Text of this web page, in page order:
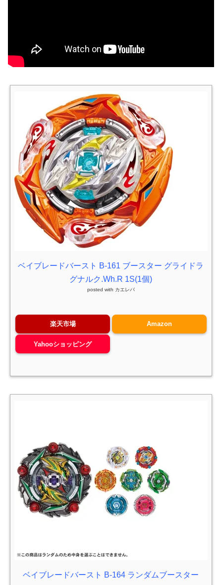
ベイブレードバースト B-161 ブースター グライドラ
グナルク.Wh.R 1S(1個)
posted with カエレバ
楽天市場 Amazon
Yahooショッピング
ベイブレードバースト B-164 ランダムブースター